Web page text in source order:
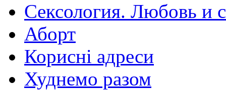
Сексология. Любовь и
Аборт
Корисні адреси
Худнемо разом